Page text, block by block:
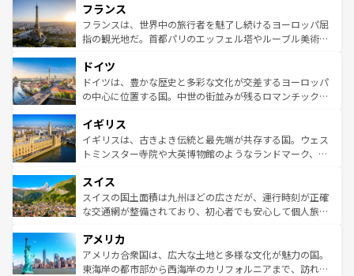
ませてくれるイタリアで、忘れられない旅をしてみよう！
なお、新着のイタリア情報はコンテンツ一覧 を参照してほ
しい。
文化が根付くこの国では、情熱的なフラメンコ、熱気あふ
れる闘牛、そして美味しいタパスが生活の一部となってい
る。首都マドリードの洗練された雰囲気や、バルセロナの
の城塞都市、穏やかなビーチリゾートまで多彩な表情を見
せる。地方によって風土や気候が異なるスペインはその個
性で訪れる人を魅了する。 なお、新着のスペイン情報はコ
フランス
フランスは、世界中の旅行者を魅了し続けるヨーロッパ屈
指の観光地だ。首都パリのエッフェル塔やルーブル美術館
で、幅広い魅力が詰まっている。華麗な宮殿、歴史的な大
聖堂、美しいビーチ、そして豊かな自然が、訪れる者を心
から魅了する。また、フランスは美食の国としても知ら
いる。シャンパンの発祥地であるランス、プロヴァンスの
香り高いラベンダー畑など、多彩な楽しみ方が可能だ。さ
らに、パリ以外の地域にも魅力が溢れており、どの街角に
れる地方に足を運ぶとそれぞれで全く異なる文化を体験で
きるだろう。 なお、新着のフランス情報はコンテンツ一覧
を参照してほしい。
ドイツ
ドイツは、豊かな歴史と多彩な文化が交差するヨーロッパ
の中心に位置する国。中世の街並みが残るロマンチック街
顔を持つこの国は、どこを歩いても飽きることがない。ベ
ルリンの文化的活気、バイエルン州のアルプスの絶景、そ
してライン川沿いのワイン畑といった風景は必見。ビール
は、お酒好きな人にはぜひ体験してほしい。 なお、新着の
ドイツ情報はコンテンツ一覧を参照してほしい。
イギリス
イギリスは、古きよき伝統と最先端が共存する国。ウェス
トミンスター寺院や大英博物館のようなランドマーク、歴
リアごとに異なる魅力がある。また、優雅なアフタヌーン
ティー、ビール好きにはたまらない英国パブ、サッカー観
戦など、本場だからこそできる体験も豊富。イギリスを旅
ンツ一覧を参照してほしい。
スイス
スイスの国土面積は九州ほどの広さだが、運行時刻が正確
な交通網が整備されており、初心者でも安心して個人旅行
の建物がそのまま残る町や、スイスならではのユニークな
博物館もあり、アルプス観光だけでなく町歩きも満喫する
ことができる。国民の所得が高いため物価も高いが、旅行
アメリカ
アメリカ合衆国は、広大な土地と多様な文化が魅力の国。
東海岸の都市部から西海岸のカリフォルニアまで、訪れる